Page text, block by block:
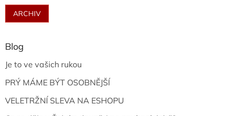
ARCHIV
Blog
Je to ve vašich rukou
PRÝ MÁME BÝT OSOBNĚJŠÍ
VELETRŽNÍ SLEVA NA ESHOPU